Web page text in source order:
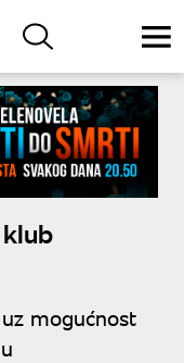
mogućnost